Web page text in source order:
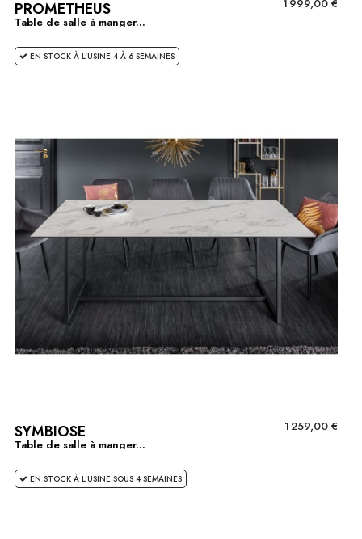
PROMETHEUS
Table de salle à manger...
1 999,00 €
EN STOCK À L'USINE 4 À 6 SEMAINES
SYMBIOSE
Table de salle à manger...
1 259,00 €
EN STOCK À L'USINE SOUS 4 SEMAINES